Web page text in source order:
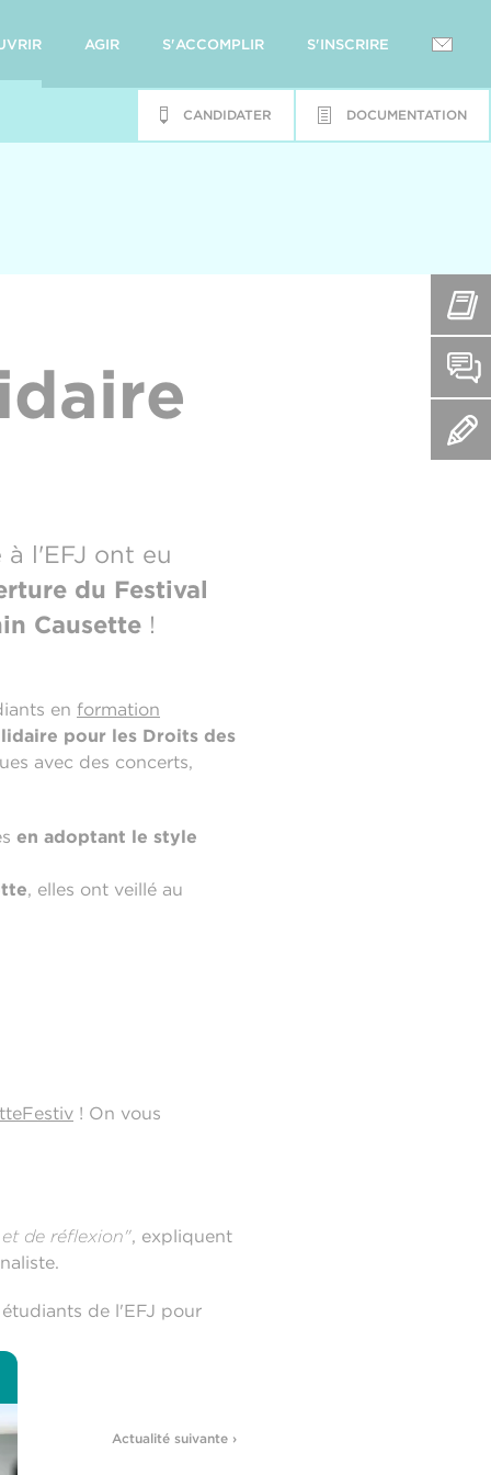
AGIR S'ACCOMPLIR S'INSCRIRE
DOCUMENTATION
CANDIDATER
l'EFJ ont eu
du Festival
Causette!
en formation
pour les Droits des
avec des concerts,
en adoptant le style
, elles ont veillé au
! On vous
de réflexion", expliquent
de l'EFJ pour
Actualité suivante ›